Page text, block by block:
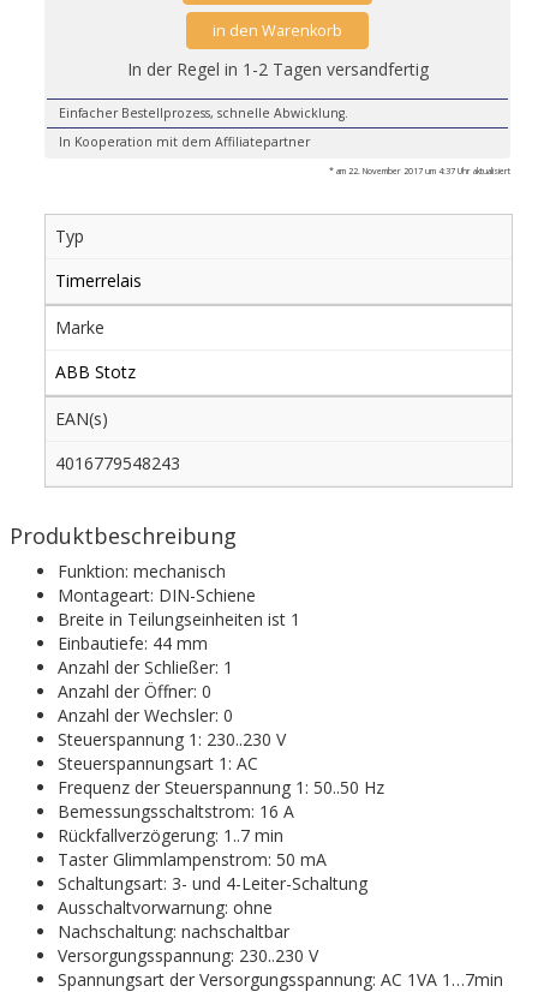
in den Warenkorb
In der Regel in 1-2 Tagen versandfertig
Einfacher Bestellprozess, schnelle Abwicklung.
In Kooperation mit dem Affiliatepartner
* am 22. November 2017 um 4:37 Uhr aktualisiert
Typ
Timerrelais
Marke
ABB Stotz
EAN(s)
4016779548243
Produktbeschreibung
Funktion: mechanisch
Montageart: DIN-Schiene
Breite in Teilungseinheiten ist 1
Einbautiefe: 44 mm
Anzahl der Schließer: 1
Anzahl der Öffner: 0
Anzahl der Wechsler: 0
Steuerspannung 1: 230..230 V
Steuerspannungsart 1: AC
Frequenz der Steuerspannung 1: 50..50 Hz
Bemessungsschaltstrom: 16 A
Rückfallverzögerung: 1..7 min
Taster Glimmlampenstrom: 50 mA
Schaltungsart: 3- und 4-Leiter-Schaltung
Ausschaltvorwarnung: ohne
Nachschaltung: nachschaltbar
Versorgungsspannung: 230..230 V
Spannungsart der Versorgungsspannung: AC 1VA 1…7min